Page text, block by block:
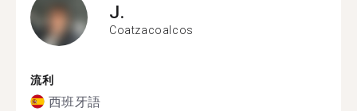
J.
Coatzacoalcos
流利
西班牙語